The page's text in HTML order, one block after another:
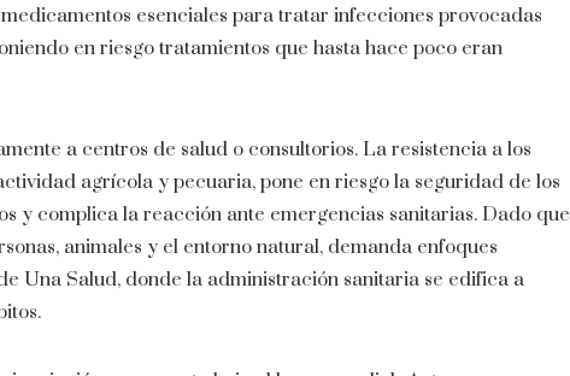
esenciales para tratar infecciones provocadas
en riesgo tratamientos que hasta hace poco eran
a centros de salud o consultorios. La resistencia a los
agrícola y pecuaria, pone en riesgo la seguridad de los
y complica la reacción ante emergencias sanitarias. Dado que
animales y el entorno natural, demanda enfoques
Una Salud, donde la administración sanitaria se edifica a